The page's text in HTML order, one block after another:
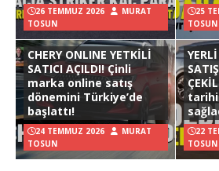
26 TEMMUZ 2026
MURAT
TOSUN
25
TOSUN
CHERY ONLINE YETKİLİ
SATICI AÇILDI! Çinli
marka online satış
dönemini Türkiye’de
başlattı!
24 TEMMUZ 2026
MURAT
TOSUN
22
TOSUN